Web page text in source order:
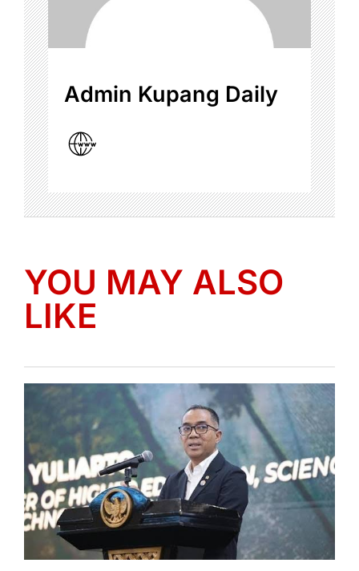
Admin Kupang Daily
YOU MAY ALSO
LIKE